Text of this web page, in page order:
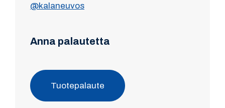
@kalaneuvos
Anna palautetta
Tuotepalaute